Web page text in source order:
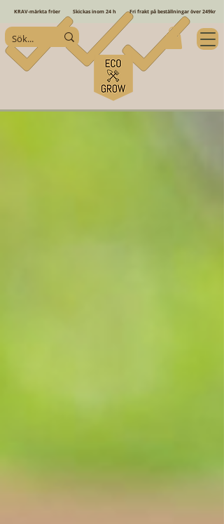
KRAV-märkta fröer Skickas inom 24 h Fri frakt på beställningar över 249kr